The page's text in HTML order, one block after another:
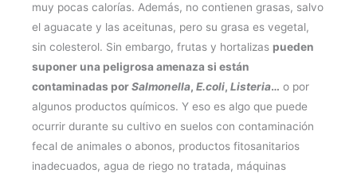
muy pocas calorías. Además, no contienen grasas, salvo
el aguacate y las aceitunas, pero su grasa es vegetal,
sin colesterol. Sin embargo, frutas y hortalizas pueden
suponer una peligrosa amenaza si están
contaminadas porSalmonella, E.coli, Listeria… o por
algunos productos químicos. Y eso es algo que puede
ocurrir durante su cultivo en suelos con contaminación
fecal de animales o abonos, productos fitosanitarios
inadecuados, agua de riego no tratada, máquinas